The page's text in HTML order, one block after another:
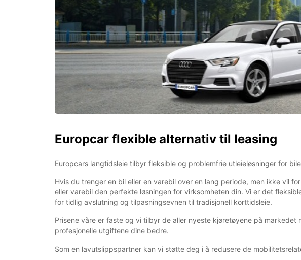
Europcar flexible alternativ til leasing
Europcars langtidsleie tilbyr fleksible og problemfrie utleieløsninger for
Hvis du trenger en bil eller en varebil over en lang periode, men ikke vil
eller varebil den perfekte løsningen for virksomheten din. Vi er det
for tidlig avslutning og tilpasningsevnen til tradisjonell korttidsleie.
Prisene våre er faste og vi tilbyr de aller nyeste kjøretøyene på
profesjonelle utgiftene dine bedre.
Som en lavutslippspartner kan vi støtte deg i å redusere de